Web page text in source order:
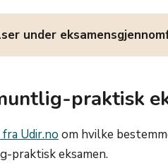
under
praktisk
Udir.no om hvilke
praktisk eksamen.